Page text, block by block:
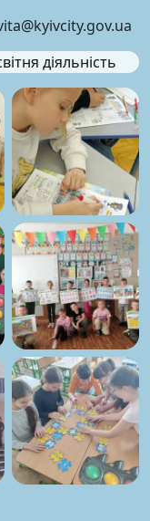
діяльність